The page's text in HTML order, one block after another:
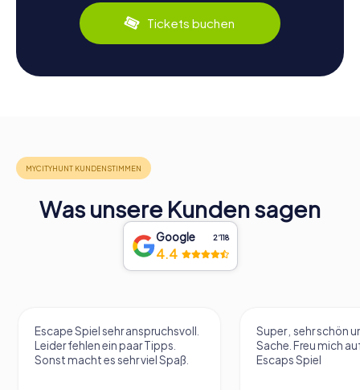
Tickets buchen
Was unsere Kunden sagen
Google 2‘118
4.4
Super , sehr schön und eine tolle
Sache. Freu mich aufs nächste
Escaps Spiel
Sehr cooler